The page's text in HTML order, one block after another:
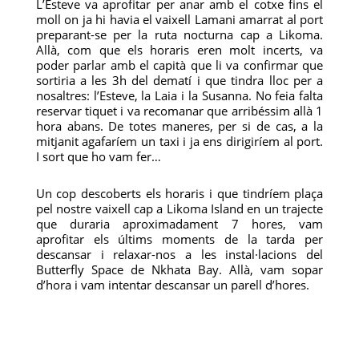
L’Esteve va aprofitar per anar amb el cotxe fins el
moll on ja hi havia el vaixell Lamani amarrat al port
preparant-se per la ruta nocturna cap a Likoma.
Allà, com que els horaris eren molt incerts, va
poder parlar amb el capità que li va confirmar que
sortiria a les 3h del dematí i que tindra lloc per a
nosaltres: l’Esteve, la Laia i la Susanna. No feia falta
reservar tiquet i va recomanar que arribéssim allà 1
hora abans. De totes maneres, per si de cas, a la
mitjanit agafaríem un taxi i ja ens dirigiríem al port.
I sort que ho vam fer…
Un cop descoberts els horaris i que tindríem plaça
pel nostre vaixell cap a Likoma Island en un trajecte
que duraria aproximadament 7 hores, vam
aprofitar els últims moments de la tarda per
descansar i relaxar-nos a les instal·lacions del
Butterfly Space de Nkhata Bay. Allà, vam sopar
d’hora i vam intentar descansar un parell d’hores.